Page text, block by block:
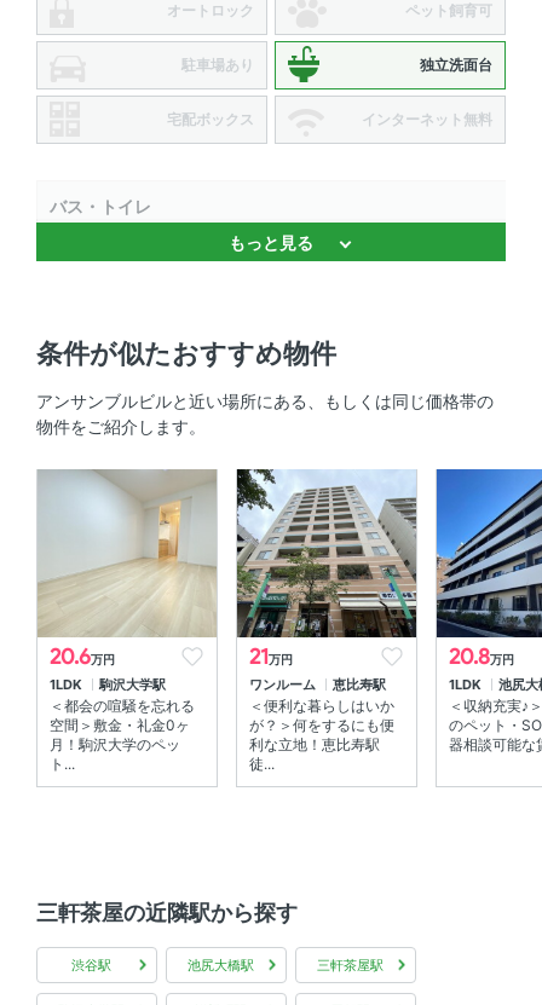
オートロック ペット飼育可
駐車場あり 独立洗面台
宅配ボックス インターネット無料
バス・トイレ
独立洗面台 、 バストイレ別
システムキッチン
室内設備
もっと見る
条件が似たおすすめ物件
アンサンブルビルと近い場所にある、もしくは同じ価格帯の
物件をご紹介します。
20.6万円
1LDK 駒沢大学駅
＜都会の喧騒を忘れる
空間＞敷金・礼金0ヶ
月！駒沢大学のペッ
ト...
21万円
ワンルーム 恵比寿駅
＜便利な暮らしはいか
が？＞何をするにも便
利な立地！恵比寿駅
徒...
20.8万円
1LDK 池尻大
＜収納充実♪
のペット・
器相談可能な
三軒茶屋の近隣駅から探す
渋谷駅 池尻大橋駅 三軒茶屋駅